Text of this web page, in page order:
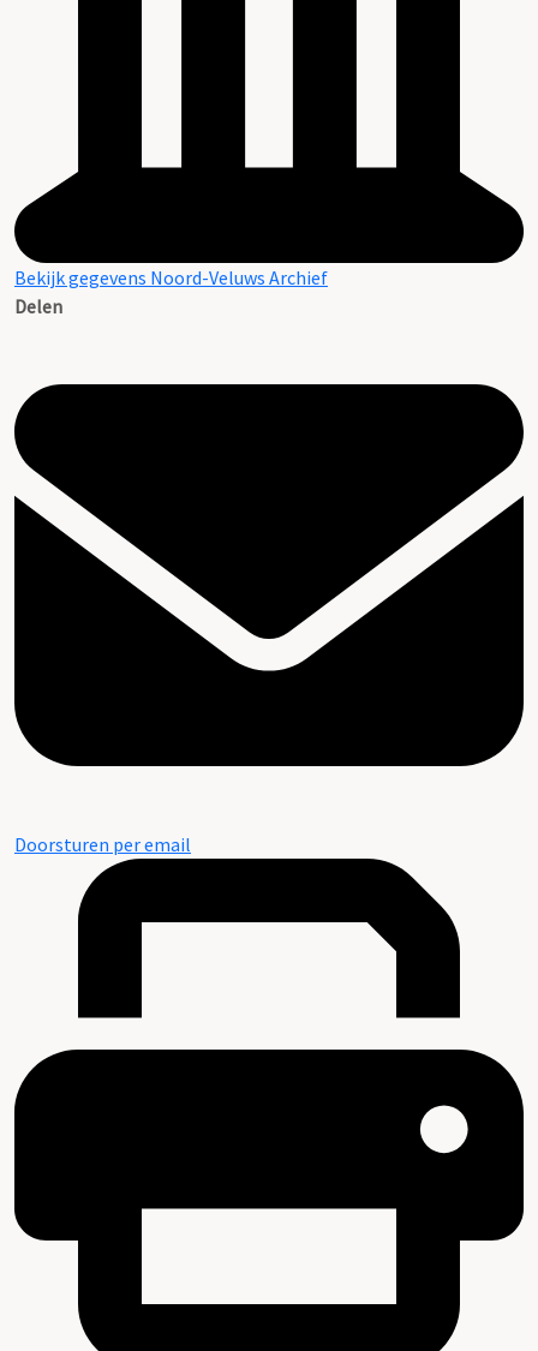
Bekijk gegevens Noord-Veluws Archief
Delen
Doorsturen per email